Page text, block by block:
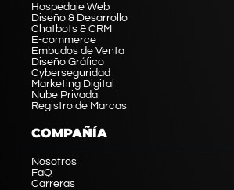
Hospedaje Web
Diseño & Desarrollo
Chatbots & CRM
E-commerce
Embudos de Venta
Diseño Gráfico
Cyberseguridad
Marketing Digital
Nube Privada
Registro de Marcas
COMPAÑÍA
Nosotros
FaQ
Carreras